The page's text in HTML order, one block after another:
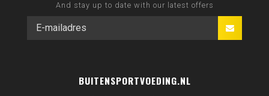
And stay up to date with our latest offers
BUITENSPORTVOEDING.NL